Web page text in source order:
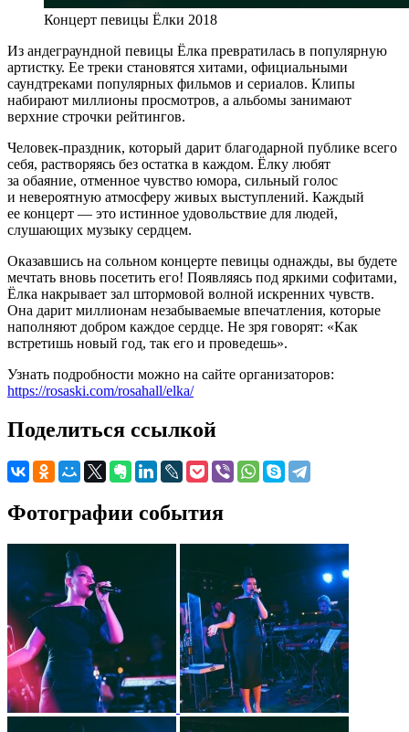
Концерт певицы Ёлки 2018
Из андеграундной певицы Ёлка превратилась в популярную
артистку. Ее треки становятся хитами, официальными
саундтреками популярных фильмов и сериалов. Клипы
набирают миллионы просмотров, а альбомы занимают
верхние строчки рейтингов.
Человек-праздник, который дарит благодарной публике всего
себя, растворяясь без остатка в каждом. Ёлку любят
за обаяние, отменное чувство юмора, сильный голос
и невероятную атмосферу живых выступлений. Каждый
ее концерт — это истинное удовольствие для людей,
слушающих музыку сердцем.
Оказавшись на сольном концерте певицы однажды, вы будете
мечтать вновь посетить его! Появляясь под яркими софитами,
Ёлка накрывает зал штормовой волной искренних чувств.
Она дарит миллионам незабываемые впечатления, которые
наполняют добром каждое сердце. Не зря говорят: «Как
встретишь новый год, так его и проведешь».
Узнать подробности можно на сайте организаторов:
https://rosaski.com/rosahall/elka/
Поделиться ссылкой
Фотографии события